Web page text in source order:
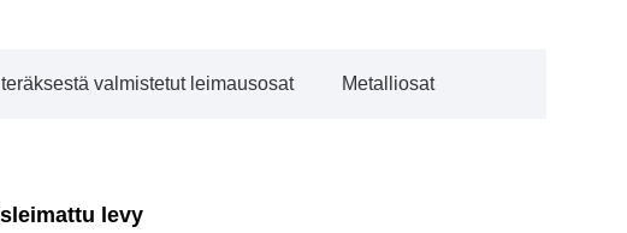
valmistetut leimausosat Metalliosat
levy